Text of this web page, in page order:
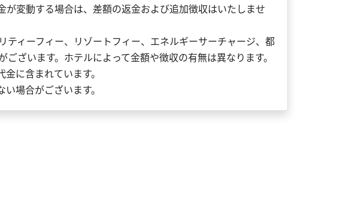
変動する場合は、差額の返金および追加徴収はいたしませ
ィーフィー、リゾートフィー、エネルギーサーチャージ、都
ざいます。ホテルによって金額や徴収の有無は異なります。
に含まれています。
場合がございます。